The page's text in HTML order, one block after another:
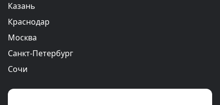
Казань
Краснодар
Москва
Санкт-Петербург
Сочи